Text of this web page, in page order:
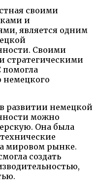
своими
и
является одним
Своими
стратегическими
помогла
развитии немецкой
можно
Она была
мировом рынке.
создать